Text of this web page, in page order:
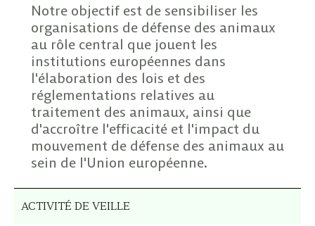
Notre objectif est de sensibiliser les
organisations de défense des animaux
au rôle central que jouent les
institutions européennes dans
l'élaboration des lois et des
réglementations relatives au
traitement des animaux, ainsi que
d'accroître l'efficacité et l'impact du
mouvement de défense des animaux au
sein de l'Union européenne.
ACTIVITÉ DE VEILLE